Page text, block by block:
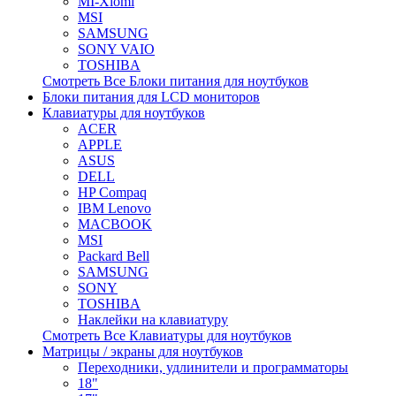
MSI
SAMSUNG
SONY VAIO
TOSHIBA
Смотреть Все Блоки питания для ноутбуков
Блоки питания для LCD мониторов
Клавиатуры для ноутбуков
ACER
APPLE
ASUS
DELL
HP Compaq
IBM Lenovo
MACBOOK
MSI
Packard Bell
SAMSUNG
SONY
TOSHIBA
Наклейки на клавиатуру
Смотреть Все Клавиатуры для ноутбуков
Матрицы / экраны для ноутбуков
Переходники, удлинители и программаторы
18"